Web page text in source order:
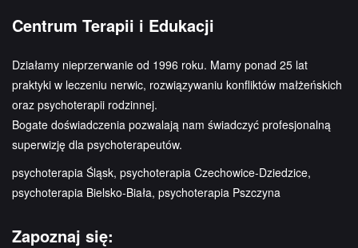
Centrum Terapii i Edukacji
Działamy nieprzerwanie od 1996 roku. Mamy ponad 25 lat
praktyki w leczeniu nerwic, rozwiązywaniu konfliktów małżeńskich
oraz psychoterapii rodzinnej.
Bogate doświadczenia pozwalają nam świadczyć profesjonalną
superwizję dla psychoterapeutów.
psychoterapia Śląsk, psychoterapia Czechowice-Dziedzice,
psychoterapia Bielsko-Biała, psychoterapia Pszczyna
Zapoznaj się: